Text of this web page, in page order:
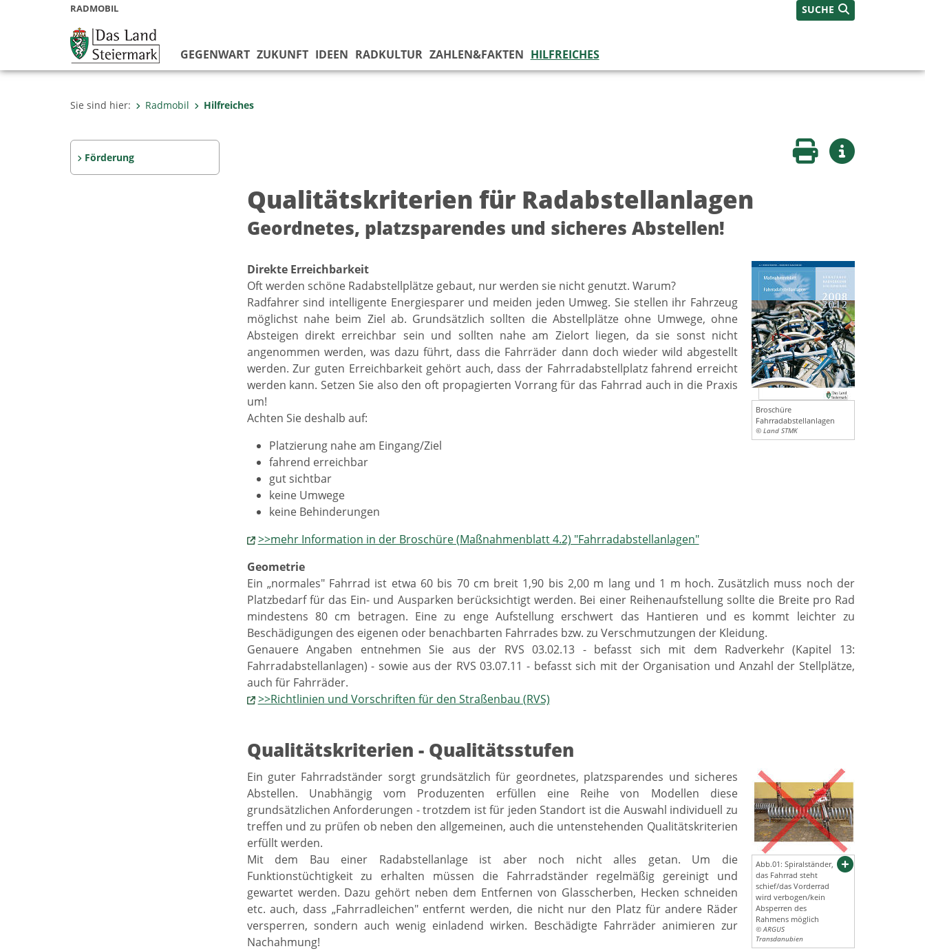
RADMOBIL SUCHE
GEGENWART ZUKUNFT IDEEN RADKULTUR ZAHLEN&FAKTEN HILFREICHES
Sie sind hier: Radmobil Hilfreiches
Förderung Seite druckenWeitere Infos
Qualitätskriterien für Radabstellanlagen
Geordnetes, platzsparendes und sicheres Abstellen!
Broschüre
Fahrradabstellanlagen
© Land STMK
Direkte Erreichbarkeit
Oft werden schöne Radabstellplätze gebaut, nur werden sie nicht genutzt. Warum?
Radfahrer sind intelligente Energiesparer und meiden jeden Umweg. Sie stellen ihr Fahrzeug
möglichst nahe beim Ziel ab. Grundsätzlich sollten die Abstellplätze ohne Umwege, ohne
Absteigen direkt erreichbar sein und sollten nahe am Zielort liegen, da sie sonst nicht
angenommen werden, was dazu führt, dass die Fahrräder dann doch wieder wild abgestellt
werden. Zur guten Erreichbarkeit gehört auch, dass der Fahrradabstellplatz fahrend erreicht
werden kann. Setzen Sie also den oft propagierten Vorrang für das Fahrrad auch in die Praxis
um!
Achten Sie deshalb auf:
Platzierung nahe am Eingang/Ziel
fahrend erreichbar
gut sichtbar
keine Umwege
keine Behinderungen
>>mehr Information in der Broschüre (Maßnahmenblatt 4.2) "Fahrradabstellanlagen"
Geometrie
Ein „normales" Fahrrad ist etwa 60 bis 70 cm breit 1,90 bis 2,00 m lang und 1 m hoch. Zusätzlich muss noch der
Platzbedarf für das Ein- und Ausparken berücksichtigt werden. Bei einer Reihenaufstellung sollte die Breite pro Rad
mindestens 80 cm betragen. Eine zu enge Aufstellung erschwert das Hantieren und es kommt leichter zu
Beschädigungen des eigenen oder benachbarten Fahrrades bzw. zu Verschmutzungen der Kleidung.
Genauere Angaben entnehmen Sie aus der RVS 03.02.13 - befasst sich mit dem Radverkehr (Kapitel 13:
Fahrradabstellanlagen) - sowie aus der RVS 03.07.11 - befasst sich mit der Organisation und Anzahl der Stellplätze,
auch für Fahrräder.
>>Richtlinien und Vorschriften für den Straßenbau (RVS)
Qualitätskriterien - Qualitätsstufen
Abb.01: Spiralständer,
das Fahrrad steht
schief/das Vorderrad
wird verbogen/kein
Absperren des
Rahmens möglich
© ARGUS
Transdanubien
Ein guter Fahrradständer sorgt grundsätzlich für geordnetes, platzsparendes und sicheres
Abstellen. Unabhängig vom Produzenten erfüllen eine Reihe von Modellen diese
grundsätzlichen Anforderungen - trotzdem ist für jeden Standort ist die Auswahl individuell zu
treffen und zu prüfen ob neben den allgemeinen, auch die untenstehenden Qualitätskriterien
erfüllt werden.
Mit dem Bau einer Radabstellanlage ist aber noch nicht alles getan. Um die
Funktionstüchtigkeit zu erhalten müssen die Fahrradständer regelmäßig gereinigt und
gewartet werden. Dazu gehört neben dem Entfernen von Glasscherben, Hecken schneiden
etc. auch, dass „Fahrradleichen" entfernt werden, die nicht nur den Platz für andere Räder
versperren, sondern auch wenig einladend wirken. Beschädigte Fahrräder animieren zur
Nachahmung!